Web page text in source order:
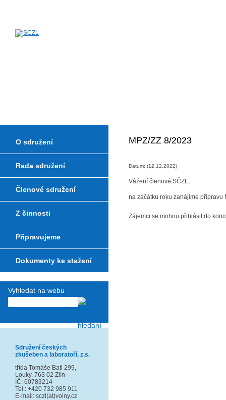
MPZ/ZZ 8/2023
Datum: (12.12.2022)
Vážení členové SČZL,
na začátku roku zahájíme přípravu
Zájemci se mohou přihlásit do
O sdružení
Rada sdružení
Členové sdružení
Z činnosti
Připravujeme
Dokumenty ke stažení
Vyhledat na webu
Sdružení českých
zkušeben a laboratoří, z.s.
třída Tomáše Bati 299,
Louky, 763 02 Zlín
IČ: 60783214
Tel.: +420 732 985 911
E-mail: sczl(at)volny.cz